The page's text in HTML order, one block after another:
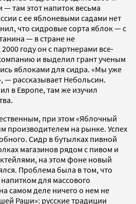
там этот напиток весьма
с ее яблоневыми садами нет
что сидровые сорта яблок — с
— в стране не
году он с партнерами все-
и выделил грант ученым
яблоками для сидра. «Мы уже
— рассказывает Небольсин.
в Европе, там же изучил
при этом «Яблочный
производителем на рынке. Успех
Сидр в бутылках пивной
магазинов рядом с пивом и
на этом фоне новый
Проблема была в том, что
для массового
самом деле ничего о нем не
Раши»: русские традиции